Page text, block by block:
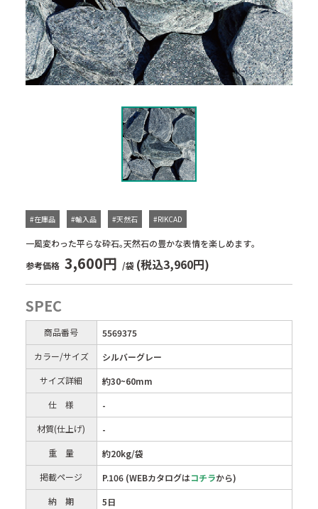
一風変わった平らな砕石｡天然石の豊かな表情を楽しめます｡
#在庫品 #輸入品 #天然石 #RIKCAD
参考価格 3,600円 /袋 (税込3,960円)
SPEC
商品番号
5569375
カラー/サイズ
シルバーグレー
サイズ詳細
約30~60mm
仕 様
-
材質(仕上げ)
-
重 量
約20kg/袋
掲載ページ
P.106 (WEBカタログはコチラから)
納 期
5日